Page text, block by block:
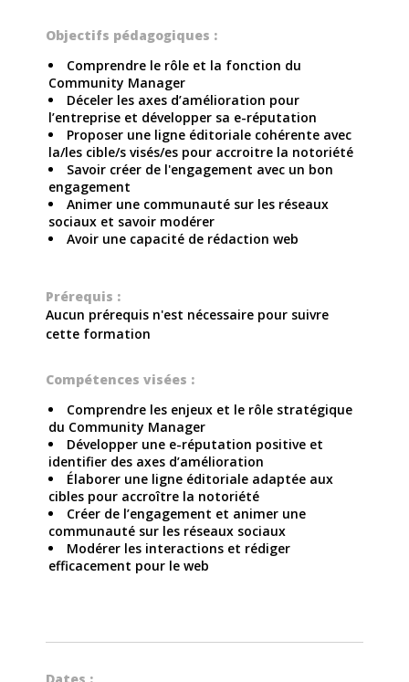
Objectifs pédagogiques :
Comprendre le rôle et la fonction du
Community Manager
Déceler les axes d’amélioration pour
l’entreprise et développer sa e-réputation
Proposer une ligne éditoriale cohérente avec
la/les cible/s visés/es pour accroitre la notoriété
Savoir créer de l'engagement avec un bon
engagement
Animer une communauté sur les réseaux
sociaux et savoir modérer
Avoir une capacité de rédaction web
Prérequis :
Aucun prérequis n'est nécessaire pour suivre
cette formation
Compétences visées :
Comprendre les enjeux et le rôle stratégique
du Community Manager
Développer une e-réputation positive et
identifier des axes d’amélioration
Élaborer une ligne éditoriale adaptée aux
cibles pour accroître la notoriété
Créer de l’engagement et animer une
communauté sur les réseaux sociaux
Modérer les interactions et rédiger
efficacement pour le web